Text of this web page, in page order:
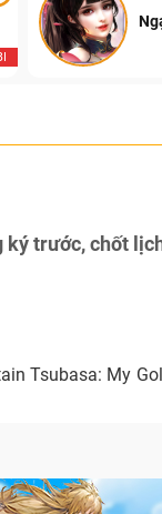
ký trước, chốt
Tsubasa: My